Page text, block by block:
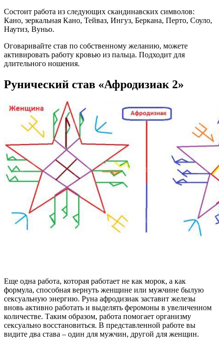
Состоит работа из следующих скандинавских символов:
Кано, зеркальная Кано, Тейваз, Ингуз, Беркана, Перто, Соуло,
Наутиз, Вуньо.
Оговаривайте став по собственному желанию, можете
активировать работу кровью из пальца. Подходит для
длительного ношения.
Рунический став «Афродизиак 2»
Еще одна работа, которая работает не как морок, а как
формула, способная вернуть женщине или мужчине былую
сексуальную энергию. Руна афродизиак заставит железы
вновь активно работать и выделять феромоны в увеличенном
количестве. Таким образом, работа помогает организму
сексуально восстановиться. В представленной работе вы
видите два става – один для мужчин, другой для женщин.